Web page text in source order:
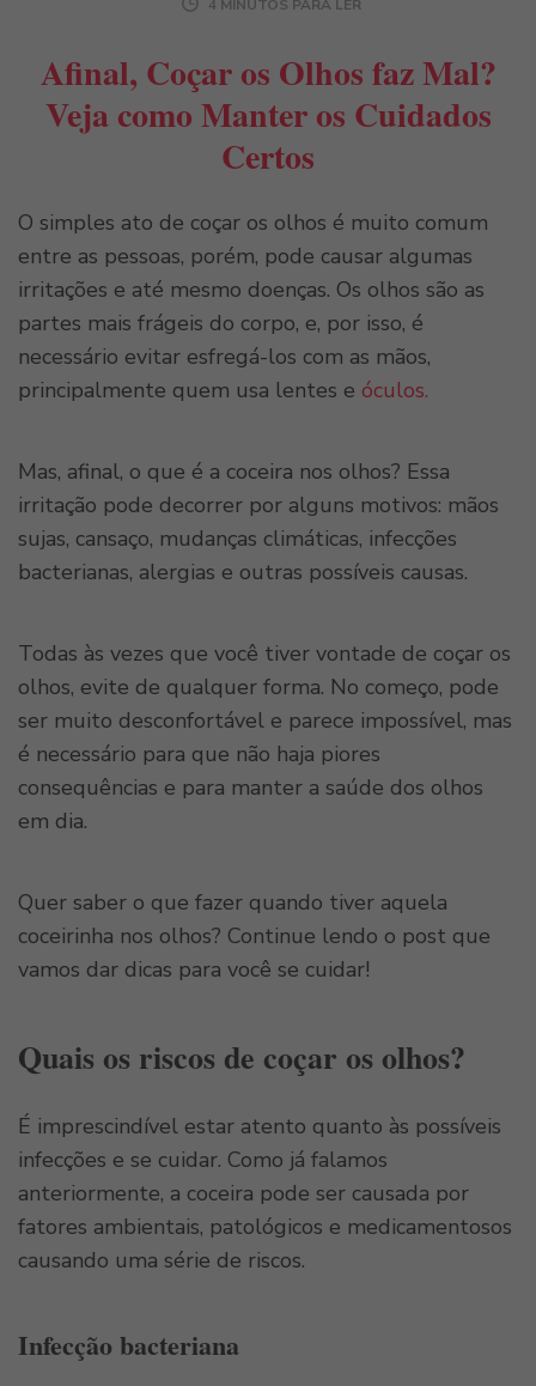
4 MINUTOS PARA LER
Afinal, Coçar os Olhos faz Mal?
Veja como Manter os Cuidados
Certos
O simples ato de coçar os olhos é muito comum
entre as pessoas, porém, pode causar algumas
irritações e até mesmo doenças. Os olhos são as
partes mais frágeis do corpo, e, por isso, é
necessário evitar esfregá-los com as mãos,
principalmente quem usa lentes e óculos.
Mas, afinal, o que é a coceira nos olhos? Essa
irritação pode decorrer por alguns motivos: mãos
sujas, cansaço, mudanças climáticas, infecções
bacterianas, alergias e outras possíveis causas.
Todas às vezes que você tiver vontade de coçar os
olhos, evite de qualquer forma. No começo, pode
ser muito desconfortável e parece impossível, mas
é necessário para que não haja piores
consequências e para manter a saúde dos olhos
em dia.
Quer saber o que fazer quando tiver aquela
coceirinha nos olhos? Continue lendo o post que
vamos dar dicas para você se cuidar!
Quais os riscos de coçar os olhos?
É imprescindível estar atento quanto às possíveis
infecções e se cuidar. Como já falamos
anteriormente, a coceira pode ser causada por
fatores ambientais, patológicos e medicamentosos
causando uma série de riscos.
Infecção bacteriana